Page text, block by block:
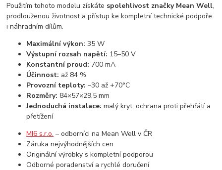
Použitím tohoto modelu získáte spolehlivost značky Mean Well,
prodlouženou životnost a přístup ke kompletní technické podpoře
i náhradním dílům.
Maximální výkon: 35 W
Výstupní rozsah napětí: 15–50 V
Konstantní proud: 700 mA
Účinnost: až 84 %
Provozní teploty: –30 až +70°C
Rozměry: 84×57×29,5 mm
Jednoduchá instalace: malý kryt, ochrana proti přehřátí a
přetížení
MI6 s.r.o. – odborníci na Mean Well v ČR
Záruka nejvýhodnějších cen
Originální výrobky s kompletní podporou
Odborné poradenství a rychlé doručení